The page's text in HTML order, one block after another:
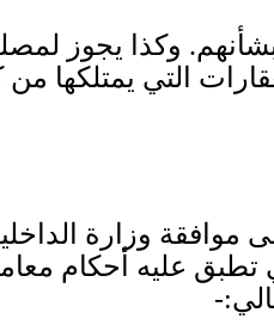
. وكذا يجوز
التي يمتلكها من
وزارة
تطبق عليه أحكام
:-